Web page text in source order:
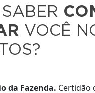
VOCÊ
da Fazenda. Certidão